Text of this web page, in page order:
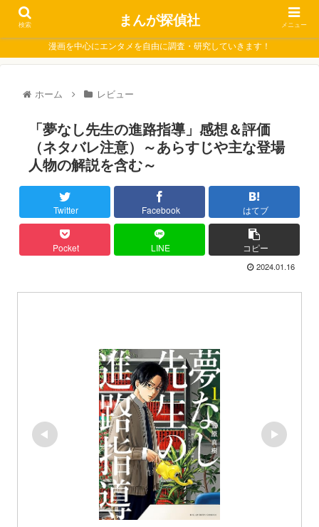
漫画を中心にエンタメを自由に調査・研究していきます！
ホーム レビュー
「夢なし先生の進路指導」感想＆評価
（ネタバレ注意）～あらすじや主な登場
人物の解説を含む～
Twitter Facebook はてブ
Pocket LINE コピー
2024.01.16
検索 まんが探偵社 メニュー